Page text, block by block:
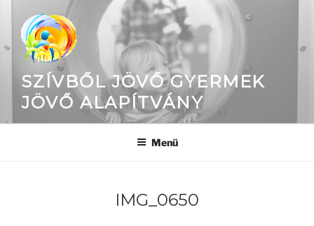
SZÍVBŐL JÖVŐ GYERMEK
JÖVŐ ALAPÍTVÁNY
Menü
IMG_0650